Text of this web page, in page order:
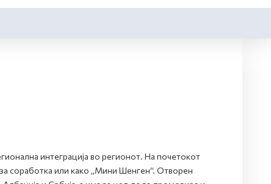
интеграција во регионот. На почетокот
соработка или како „Мини Шенген“. Отворен